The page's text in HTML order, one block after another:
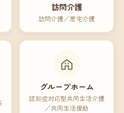
訪問介護
訪問介護／居宅介護
グループホーム
認知症対応型共同生活介護
／共同生活援助